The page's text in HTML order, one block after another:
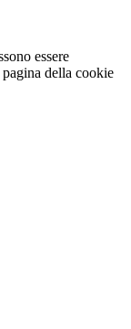
essere
della cookie